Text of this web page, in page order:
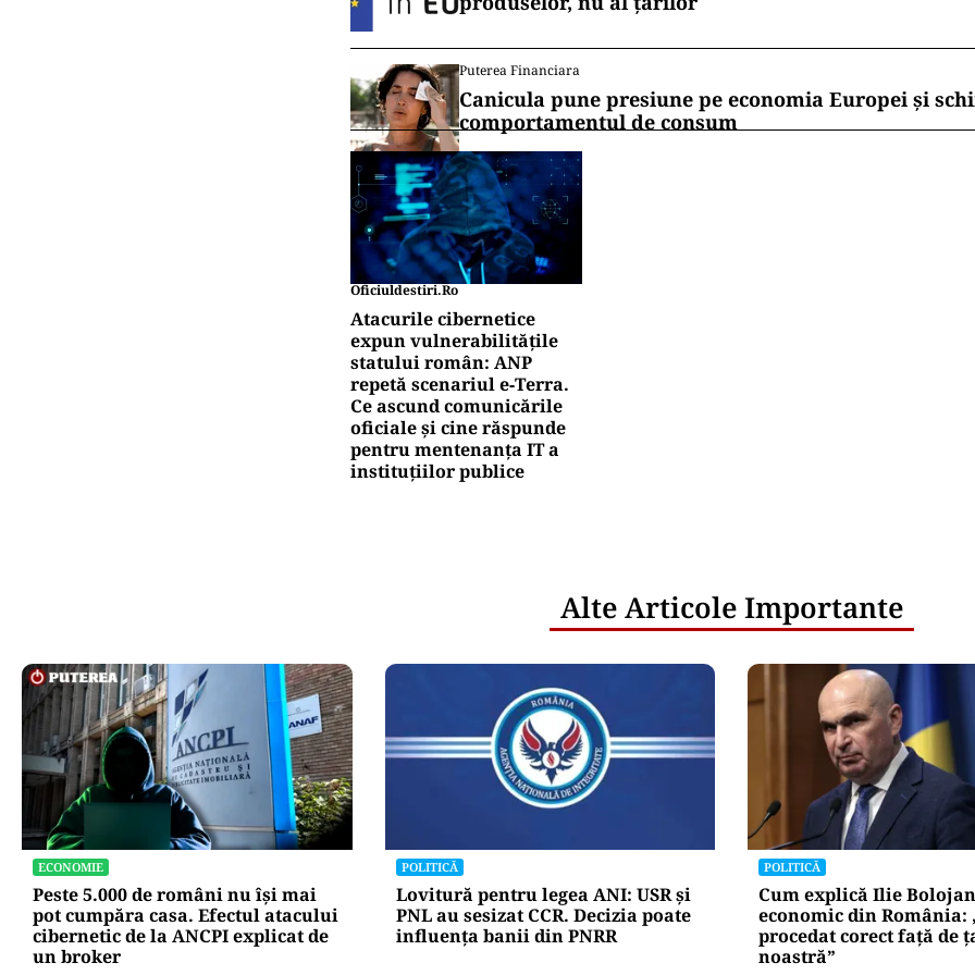
Puterea Financiara
Canicula pune presiune pe economia Europei și
comportamentul de consum
Oficiuldestiri.ro
Atacurile cibernetice
expun vulnerabilitățile
statului român: ANP
repetă scenariul e‑Terra.
Ce ascund comunicările
oficiale și cine răspunde
pentru mentenanța IT a
instituțiilor publice
Alte Articole Importante
ECONOMIE
Peste 5.000 de români nu își mai
pot cumpăra casa. Efectul atacului
cibernetic de la ANCPI explicat de
un broker
POLITICĂ
Lovitură pentru legea ANI: USR și
PNL au sesizat CCR. Decizia poate
influența banii din PNRR
POLITICĂ
Cum explică Ilie
economic din România:
procedat corect față de
noastră”